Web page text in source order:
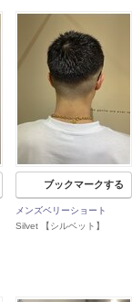
ブックマークする
メンズベリーショート
Silvet 【シルベット】